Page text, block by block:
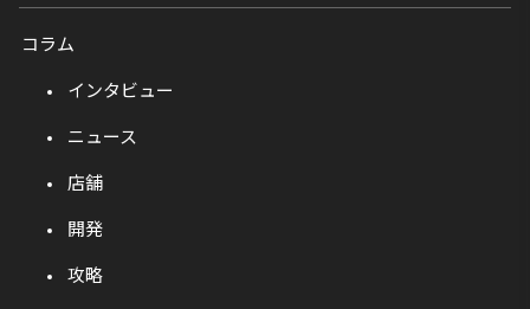
コラム
インタビュー
ニュース
店舗
開発
攻略